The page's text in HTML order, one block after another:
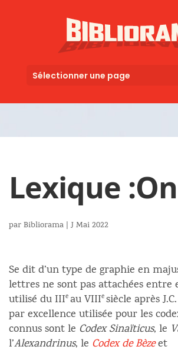
Sélectionner une page
Lexique :
parBibliorama J Mai 2022
Se dit d’un type de graphie en
lettres ne sont pas attachées entre
utilisé du IIIeau VIIIesiècle après
par excellence utilisée pour les
connus sont le Codex Sinaïticus, le
l’Alexandrinus, le Codex de Bèzeet